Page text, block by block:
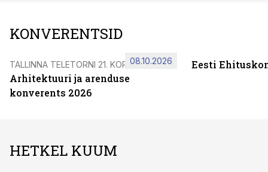
KONVERENTSID
TALLINNA TELETORNI 21. KORRUSEL
Arhitektuuri ja arenduse
konverents 2026
08.10.2026 Eesti
HETKEL KUUM